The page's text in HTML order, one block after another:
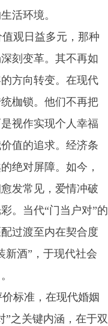
活环境。
观日益多元，那种
刻变革。其不再如
方向转变。在现代
枷锁。他们不再把
视作实现个人幸福
值的追求。经济条
绝对屏障。如今，
发常见，爱情冲破
。当代“门当户对”的
过渡至内在契合度
新酒”，于现代社会
标准，在现代婚姻
”之关键内涵，在于双